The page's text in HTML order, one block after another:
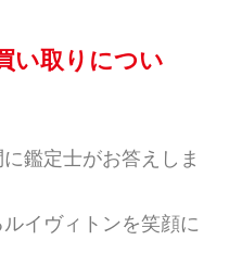
い取りについ
鑑定士がお答えしま
イヴィトンを笑顔に